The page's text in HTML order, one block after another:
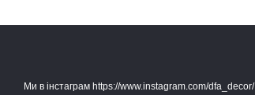
Ми в інстаграм https://www.instagram.com/dfa_decor/